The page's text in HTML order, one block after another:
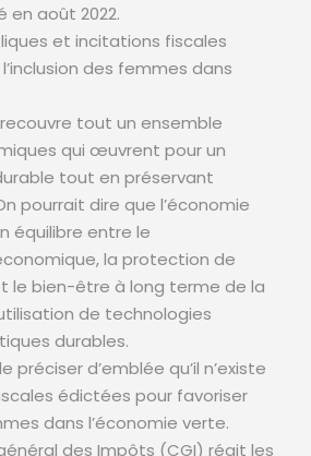
en août 2022.
et incitations fiscales
des femmes dans
tout un ensemble
qui œuvrent pour un
tout en préservant
pourrait dire que l’économie
équilibre entre le
la protection de
le bien-être à long terme de la
de technologies
durables.
préciser d’emblée qu’il n’existe
édictées pour favoriser
dans l’économie verte.
des Impôts (CGI) régit les